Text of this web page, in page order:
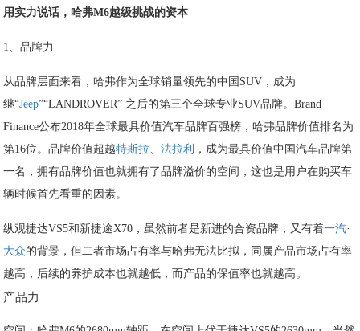
用实力说话，哈弗M6越级挑战的资本
1、品牌力
从品牌层面来看，哈弗作为全球销量领先的中国SUV，成为
继“Jeep”“LANDROVER” 之后的第三个全球专业SUV品牌。Brand
Finance公布2018年全球最具价值汽车品牌百强榜，哈弗品牌价值排名为
第16位。品牌价值超越特斯拉、法拉利
，成为最具价值中国汽车品牌第
一名，拥有品牌价值也就拥有了品牌溢价的空间，这也是用户在购买车
辆时候首先看重的因素。
纵观捷达VS5和新捷途X70，虽然前者是新进的合资品牌，又有着一汽·
大众的背景，但二者市场占有率与哈弗无法比拟，同属产品市场占有率
越高，后续的养护成本也就越低，而产品的保值率也就越高。
产品力